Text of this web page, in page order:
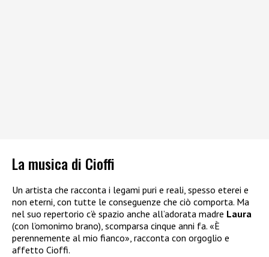
La musica di Cioffi
Un artista che racconta i legami puri e reali, spesso eterei e
non eterni, con tutte le conseguenze che ciò comporta. Ma
nel suo repertorio c’è spazio anche all’adorata madre Laura
(con l’omonimo brano), scomparsa cinque anni fa. «È
perennemente al mio fianco», racconta con orgoglio e
affetto Cioffi.